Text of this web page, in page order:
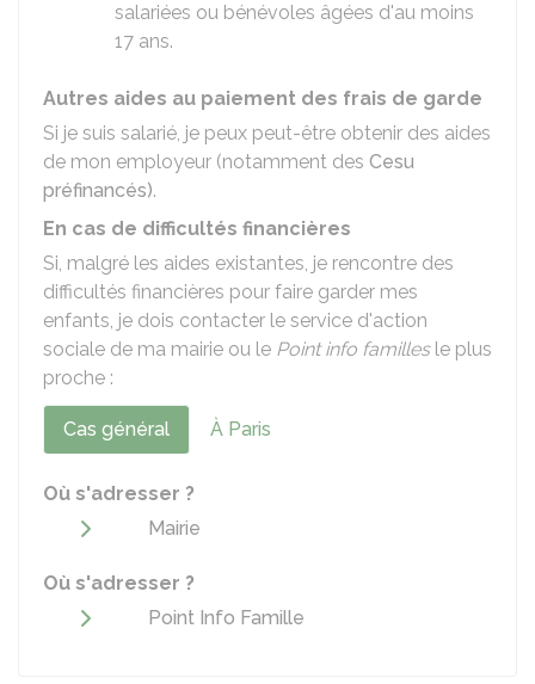
salariées ou bénévoles âgées d'au moins
17 ans.
Autres aides au paiement des frais de garde
Si je suis salarié, je peux peut-être obtenir des aides
de mon employeur (notamment des Cesu
préfinancés).
En cas de difficultés financières
Si, malgré les aides existantes, je rencontre des
difficultés financières pour faire garder mes
enfants, je dois contacter le service d'action
sociale de ma mairie ou le Point info famillesle plus
proche :
Cas général À Paris
Où s'adresser ?
Mairie
Où s'adresser ?
Point Info Famille